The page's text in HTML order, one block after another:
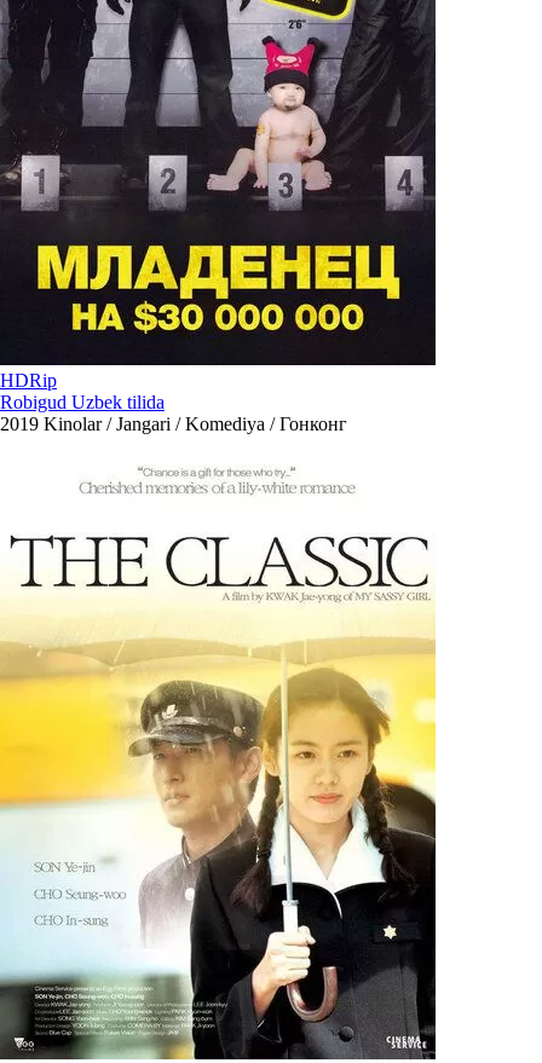
HDRip
Robigud Uzbek tilida
2019 Kinolar / Jangari / Komediya / Гонконг